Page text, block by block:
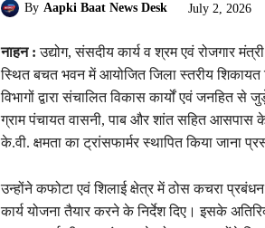
By Aapki Baat News Desk July 2, 2026
नाहन : उद्योग, संसदीय कार्य व श्रम एवं रोजगार
स्थित बचत भवन में आयोजित जिला स्तरीय शिकायत
विभागों द्वारा संचालित विकास कार्यों एवं जनहित
ग्राम पंचायत वासनी, पाब और शांत सहित आसपास
के.वी. क्षमता का ट्रांसफार्मर स्थापित किया जाना
उन्होंने कफोटा एवं शिलाई क्षेत्र में ठोस कचरा
कार्य योजना तैयार करने के निर्देश दिए। इसके